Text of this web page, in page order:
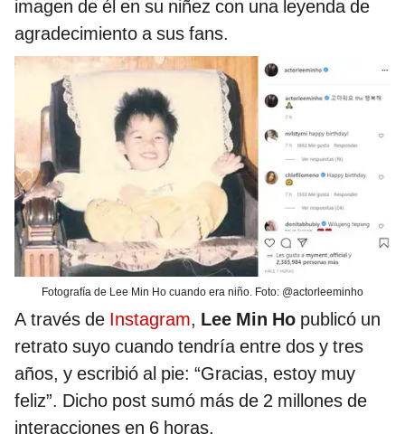
imagen de él en su niñez con una leyenda de
agradecimiento a sus fans.
Fotografía de Lee Min Ho cuando era niño. Foto: @actorleeminho
A través de Instagram, Lee Min Ho publicó un
retrato suyo cuando tendría entre dos y tres
años, y escribió al pie: “Gracias, estoy muy
feliz”. Dicho post sumó más de 2 millones de
interacciones en 6 horas.